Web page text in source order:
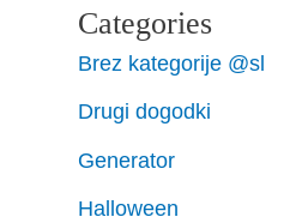
Categories
Brez kategorije @sl
Drugi dogodki
Generator
Halloween